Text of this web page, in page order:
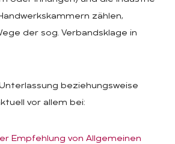
zählen,
der sog. Verbandsklage in
beziehungsweise
vor allem bei:
Empfehlung von Allgemeinen